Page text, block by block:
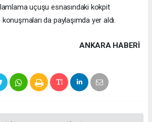
uçuşu esnasındaki kokpit
da paylaşımda yer aldı.
ANKARA HABERİ